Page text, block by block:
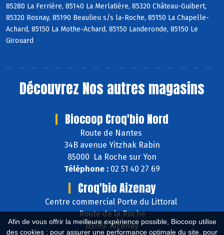
Afin de vous offrir la meilleure expérience possible, Biocoop utilise
des cookies : pour assurer une performance optimale du site, pour
85280 La Ferrière, 85140 La Merlatière, 85320 Château-Guibert,
85320 Rosnay, 85190 Beaulieu s/s la-Roche, 85150 La Chapelle-
Achard, 85150 La Mothe-Achard, 85150 Landeronde, 85150 Le
Girouard
Découvrez Nos autres magasins
Biocoop Croq'bio Nord
Route de Nantes
34B avenue Yitzhak Rabin
85000 La Roche sur Yon
Téléphone : 02 51 40 27 69
Croq'bio Aizenay
Centre commercial Porte du Littoral
Route de la Roche
85190 Aizenay